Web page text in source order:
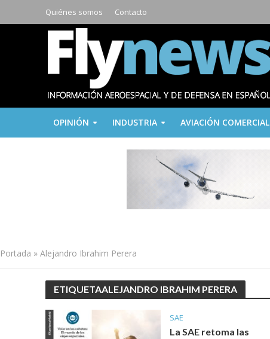
Quiénes somos Contacto
OPINIÓN INDUSTRIA AVIACIÓN COMERCIAL
Portada » Alejandro Ibrahim Perera
ETIQUETAALEJANDRO IBRAHIM PERERA
SAE
La SAE retoma las